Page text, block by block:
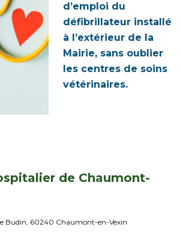
d’emploi du
défibrillateur installé
à l’extérieur de la
Mairie, sans oublier
les centres de soins
vétérinaires.
de Chaumont-
Budin, 60240 Chaumont-en-Vexin